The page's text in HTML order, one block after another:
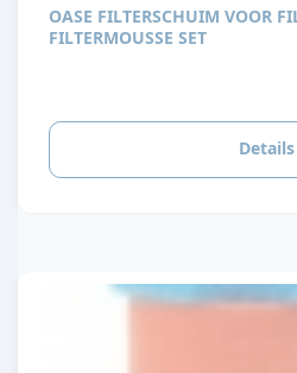
OASE FILTERSCHUIM VOOR
FILTERMOUSSE SET
Details